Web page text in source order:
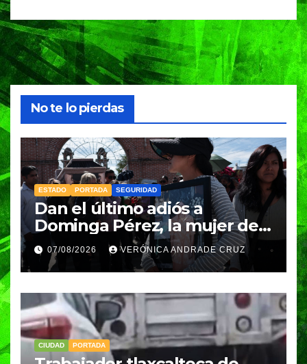
No te lo pierdas
ESTADO PORTADA SEGURIDAD
Dan el último adiós a
Dominga Pérez, la mujer de
83 años asesinada durante
un asalto en Amozoc
07/08/2026 VERÓNICA ANDRADE CRUZ
CIUDAD PORTADA